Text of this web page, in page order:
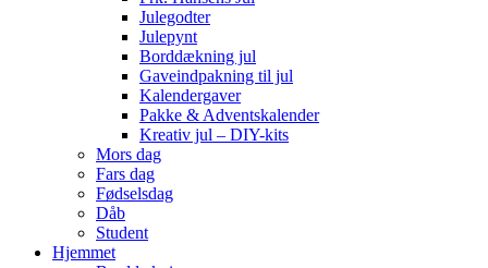
Julegodter
Julepynt
Borddækning jul
Gaveindpakning til jul
Kalendergaver
Pakke & Adventskalender
Kreativ jul – DIY-kits
Mors dag
Fars dag
Fødselsdag
Dåb
Student
Hjemmet